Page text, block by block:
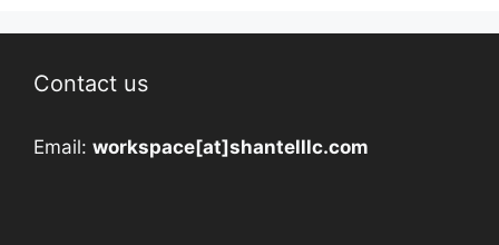
Contact us
Email: workspace[at]shantelllc.com